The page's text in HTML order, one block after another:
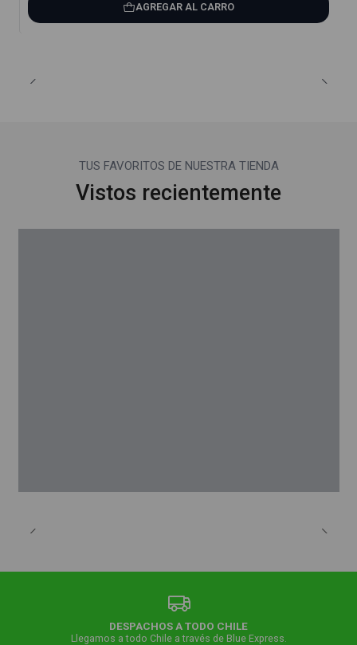
AGREGAR AL CARRO
TUS FAVORITOS DE NUESTRA TIENDA
Vistos recientemente
DESPACHOS A TODO CHILE
Llegamos a todo Chile a través de Blue Express.